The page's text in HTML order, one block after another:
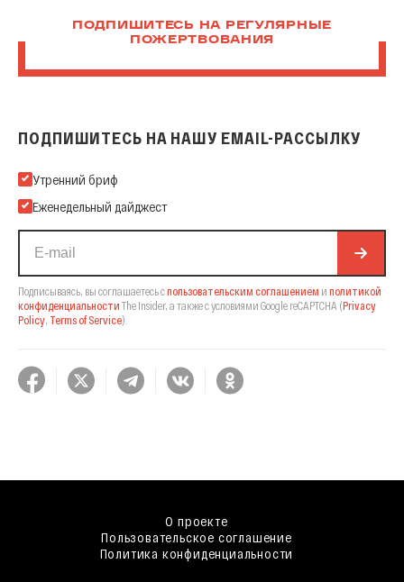
ПОДПИШИТЕСЬ НА РЕГУЛЯРНЫЕ
ПОЖЕРТВОВАНИЯ
ПОДПИШИТЕСЬ НА НАШУ EMAIL-РАССЫЛКУ
Подпишитесь на нашу Email-рассылку
Утренний бриф
Еженедельный дайджест
Подписываясь, вы соглашаетесь спользовательским соглашением и политикой
конфиденциальности The Insider, а также с условиями Google reCAPTCHA (Privacy
Policy Terms of Service).
О проекте
Пользовательское соглашение
Политика конфиденциальности